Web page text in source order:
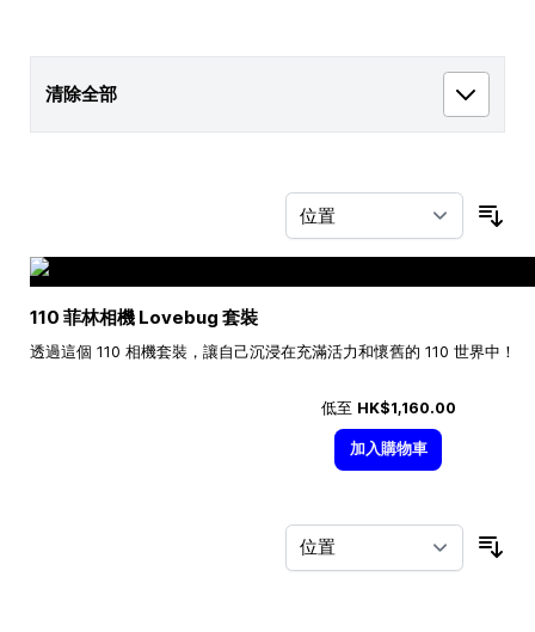
清除全部
110 菲林相機 Lovebug 套裝
透過這個 110 相機套裝，讓自己沉浸在充滿活力和懷舊的 110 世界中！
低至 HK$1,160.00
加入購物車